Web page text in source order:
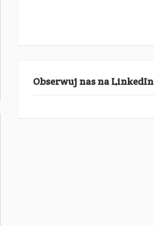
Obserwuj nas na LinkedIn